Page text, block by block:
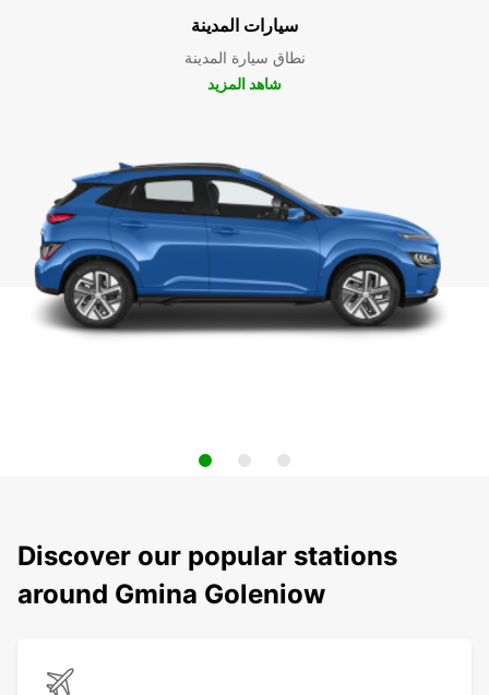
سيارات المدينة
نطاق سيارة المدينة
شاهد المزيد
Discover our popular stations
around Gmina Goleniow